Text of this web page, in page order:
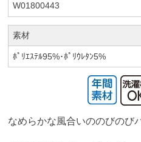
W01800443
素材
ﾎﾟﾘｴｽﾃﾙ95%･ﾎﾟﾘｳﾚﾀﾝ5%
なめらかな風合いののびのび